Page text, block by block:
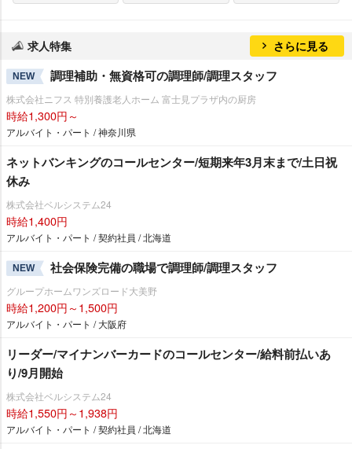
求人特集 さらに見る
NEW 調理補助・無資格可の調理師/調理スタッフ
株式会社ニフス 特別養護老人ホーム 富士見プラザ内の厨房
時給1,300円～
アルバイト・パート / 神奈川県
ネットバンキングのコールセンター/短期来年3月末まで/土日祝
休み
株式会社ベルシステム24
時給1,400円
アルバイト・パート / 契約社員 / 北海道
NEW 社会保険完備の職場で調理師/調理スタッフ
グループホームワンズロード大美野
時給1,200円～1,500円
アルバイト・パート / 大阪府
リーダー/マイナンバーカードのコールセンター/給料前払いあ
り/9月開始
株式会社ベルシステム24
時給1,550円～1,938円
アルバイト・パート / 契約社員 / 北海道